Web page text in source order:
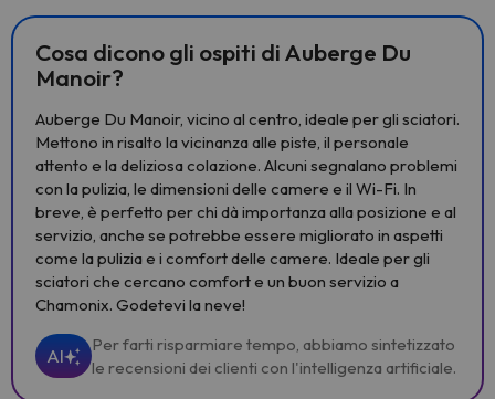
Cosa dicono gli ospiti di Auberge Du
Manoir?
Auberge Du Manoir, vicino al centro, ideale per gli sciatori.
Mettono in risalto la vicinanza alle piste, il personale
attento e la deliziosa colazione. Alcuni segnalano problemi
con la pulizia, le dimensioni delle camere e il Wi-Fi. In
breve, è perfetto per chi dà importanza alla posizione e al
servizio, anche se potrebbe essere migliorato in aspetti
come la pulizia e i comfort delle camere. Ideale per gli
sciatori che cercano comfort e un buon servizio a
Chamonix. Godetevi la neve!
AI
Per farti risparmiare tempo, abbiamo sintetizzato
le recensioni dei clienti con l'intelligenza artificiale.